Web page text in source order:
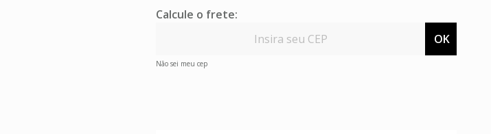
Calcule o frete:
OK
Não sei meu cep